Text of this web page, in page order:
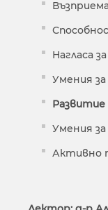
Нагласа
Умения
Развитие
Умения за
Активно